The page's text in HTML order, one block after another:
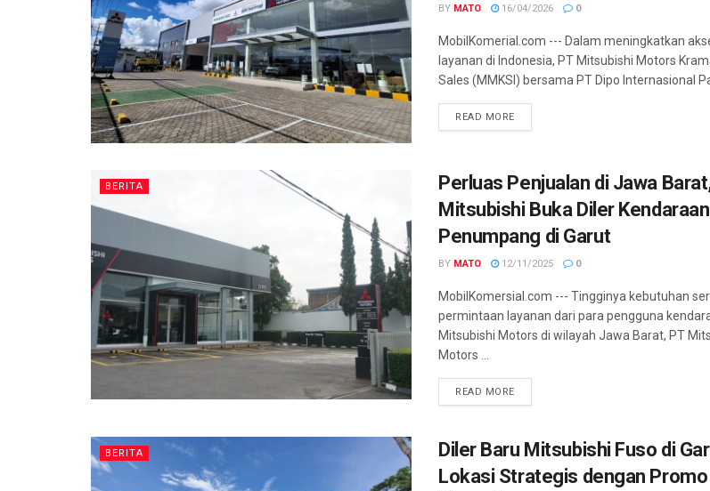
BY MATO 16/04/2026 0
MobilKomerial.com --- Dalam meningkatkan
layanan di Indonesia, PT Mitsubishi Motors
Sales (MMKSI) bersama PT Dipo Internasional
READ MORE
BERITA
Perluas Penjualan di Jawa
Mitsubishi Buka Diler Kendaraan
Penumpang di Garut
BY MATO 12/11/2025 0
MobilKomersial.com --- Tingginya kebutuhan
permintaan layanan dari para pengguna
Mitsubishi Motors di wilayah Jawa Barat, PT
Motors ...
READ MORE
BERITA
Diler Baru Mitsubishi Fuso di
Lokasi Strategis dengan Promo